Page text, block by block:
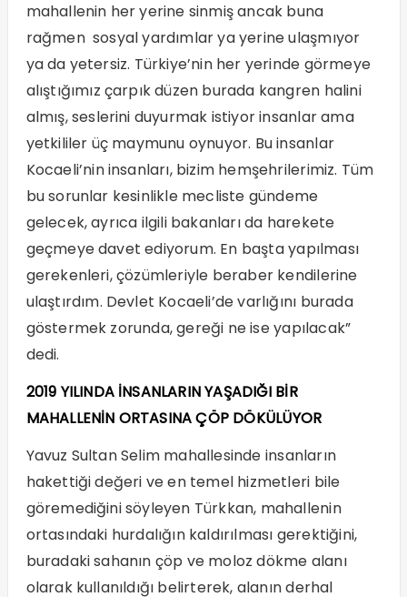
mahallenin her yerine sinmiş ancak buna
rağmen sosyal yardımlar ya yerine ulaşmıyor
ya da yetersiz. Türkiye’nin her yerinde görmeye
alıştığımız çarpık düzen burada kangren halini
almış, seslerini duyurmak istiyor insanlar ama
yetkililer üç maymunu oynuyor. Bu insanlar
Kocaeli’nin insanları, bizim hemşehrilerimiz. Tüm
bu sorunlar kesinlikle mecliste gündeme
gelecek, ayrıca ilgili bakanları da harekete
geçmeye davet ediyorum. En başta yapılması
gerekenleri, çözümleriyle beraber kendilerine
ulaştırdım. Devlet Kocaeli’de varlığını burada
göstermek zorunda, gereği ne ise yapılacak”
dedi.
2019 YILINDA İNSANLARIN YAŞADIĞI BİR
MAHALLENİN ORTASINA ÇÖP DÖKÜLÜYOR
Yavuz Sultan Selim mahallesinde insanların
hakettiği değeri ve en temel hizmetleri bile
göremediğini söyleyen Türkkan, mahallenin
ortasındaki hurdalığın kaldırılması gerektiğini,
buradaki sahanın çöp ve moloz dökme alanı
olarak kullanıldığı belirterek, alanın derhal